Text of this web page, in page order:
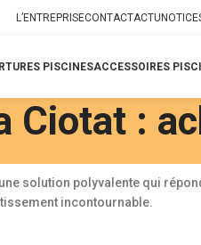
L’ENTREPRISECONTACTACTU
PISCINESACCESSOIRES
Ciotat :
solution polyvalente qui
incontournable.